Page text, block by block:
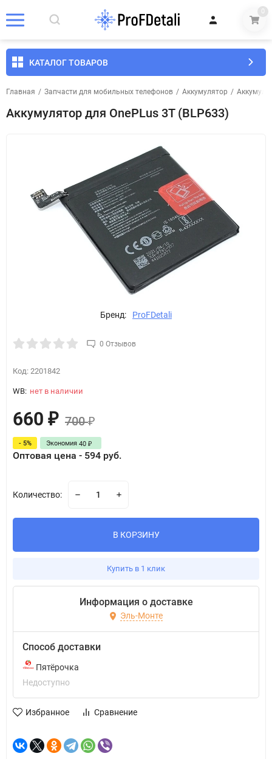
0
КАТАЛОГ ТОВАРОВ
Главная / Запчасти для мобильных телефонов / Аккумулятор /
Аккумулятор для OnePLus 3T (BLP633)
Бренд: ProFDetali
0 Отзывов
Код: 2201842
WB: нет в наличии
660 ₽ 700₽
- 5% Экономия 40 ₽
Оптовая цена - 594 руб.
Количество:
В КОРЗИНУ
Купить в 1 клик
Информация о доставке
Эль-Монте
Способ доставки
Пятёрочка
Недоступно
Избранное Сравнение